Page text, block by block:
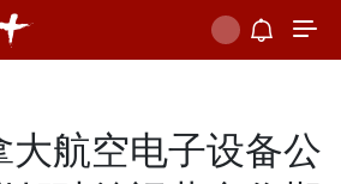
大航空电子设备公